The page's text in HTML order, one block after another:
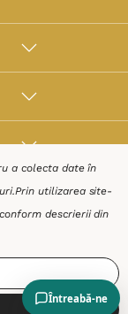
a colecta date în
Prin utilizarea site-
descrierii din